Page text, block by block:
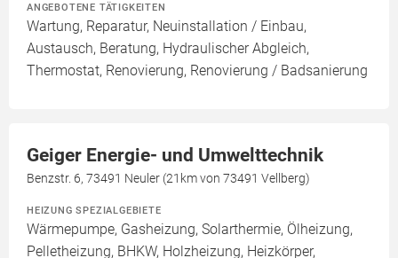
ANGEBOTENE TÄTIGKEITEN
Wartung, Reparatur, Neuinstallation / Einbau,
Austausch, Beratung, Hydraulischer Abgleich,
Thermostat, Renovierung, Renovierung / Badsanierung
Geiger Energie- und Umwelttechnik
Benzstr. 6, 73491 Neuler (21km von 73491 Vellberg)
HEIZUNG SPEZIALGEBIETE
Wärmepumpe, Gasheizung, Solarthermie, Ölheizung,
Pelletheizung, BHKW, Holzheizung, Heizkörper,